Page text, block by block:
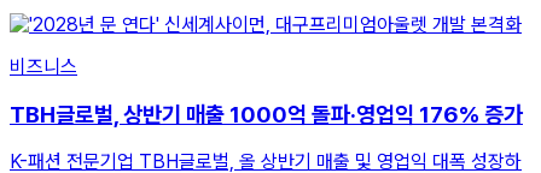
비즈니스
TBH글로벌, 상반기 매출 1000억 돌파·영업익 176% 증가
K-패션 전문기업 TBH글로벌, 올 상반기 매출 및 영업익 대폭 성장하